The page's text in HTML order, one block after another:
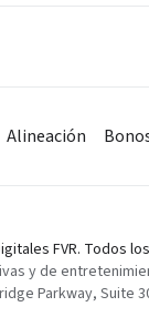
Alineación
FVR. Todos
y de
Parkway, Suite